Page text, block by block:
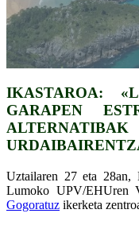
IKASTAROA:
GARAPEN
Uztailaren 27 eta 28an,
Lumoko UPV/EHUren
Gogoratuz ikerketa